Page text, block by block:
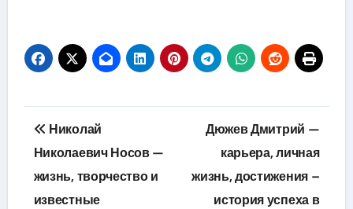
Навигация
по
записям
Николай
Николаевич Носов —
жизнь, творчество и
известные
Дюжев Дмитрий —
карьера, личная
жизнь, достижения –
история успеха в